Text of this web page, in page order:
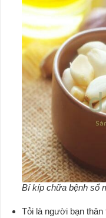
Bí kíp chữa bệnh sổ
Tỏi là người bạn